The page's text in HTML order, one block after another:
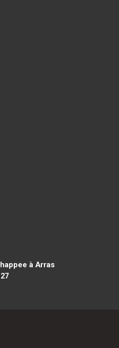
à Arras